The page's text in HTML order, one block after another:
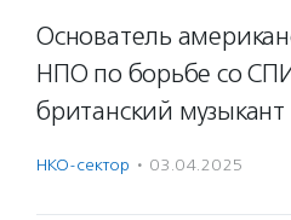
Основатель
НПО по борьбе со
британский
НКО-сектор · 03.04.2025